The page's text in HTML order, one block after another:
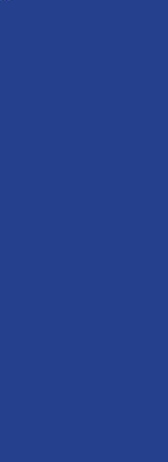
en Xen Facebook
Digital en